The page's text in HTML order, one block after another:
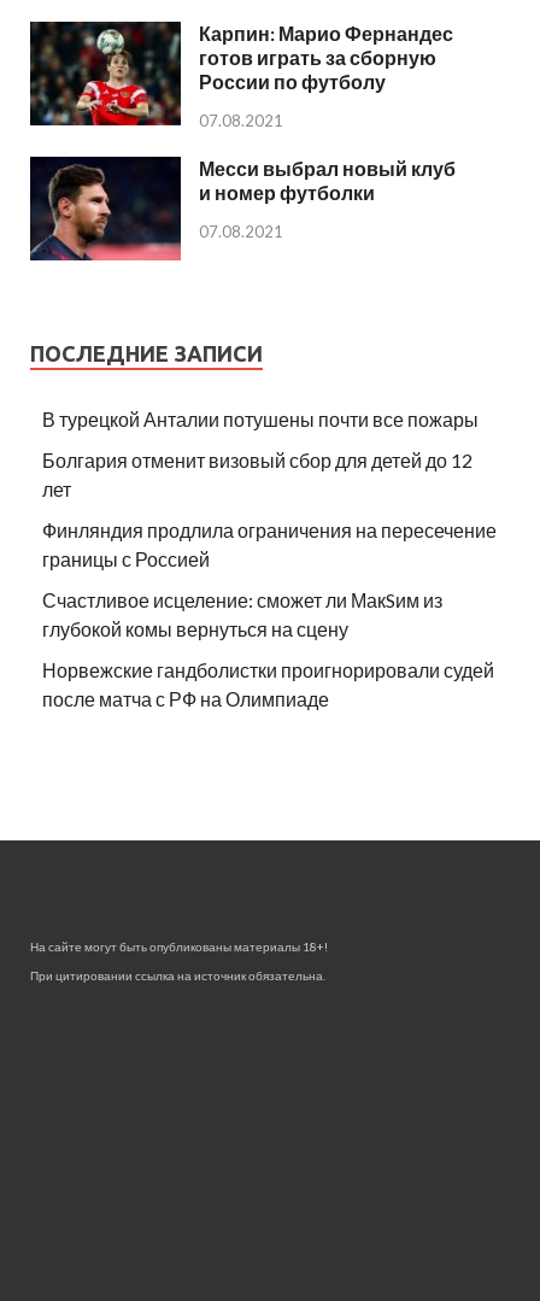
Карпин: Марио Фернандес
готов играть за сборную
России по футболу
07.08.2021
Месси выбрал новый клуб
и номер футболки
07.08.2021
ПОСЛЕДНИЕ ЗАПИСИ
В турецкой Анталии потушены почти все пожары
Болгария отменит визовый сбор для детей до 12
лет
Финляндия продлила ограничения на пересечение
границы с Россией
Счастливое исцеление: сможет ли МакSим из
глубокой комы вернуться на сцену
Норвежские гандболистки проигнорировали судей
после матча с РФ на Олимпиаде
На сайте могут быть опубликованы материалы 18+!
При цитировании ссылка на источник обязательна.